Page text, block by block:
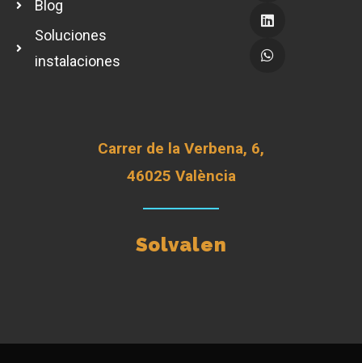
Blog
Soluciones
instalaciones
Carrer de la Verbena, 6,
46025 València
Solvalen